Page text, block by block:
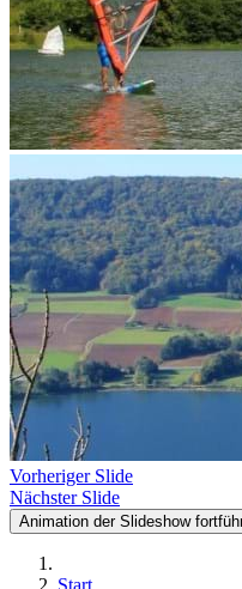
Vorheriger Slide
Nächster Slide
Animation der Slideshow
Start